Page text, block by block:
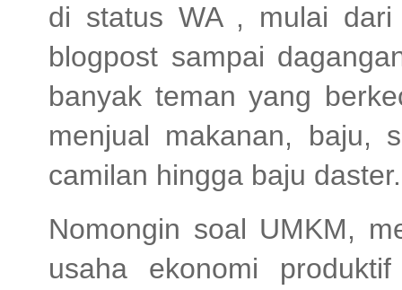
di status WA , mulai
blogpost sampai
banyak teman yang
menjual makanan, baju,
camilan hingga baju
Nomongin soal UMKM,
usaha ekonomi